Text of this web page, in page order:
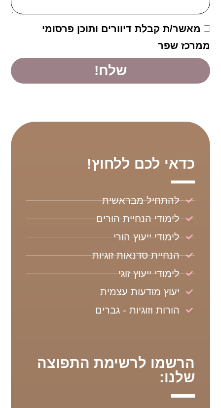
מאשר/ת קבלת דיוורים ותוכן פרסומי
ממרכז שפר
שלח!
כדאי לכם ללחוץ!
להתחיל מבראשית
לימודי הנחיית הורים
לימודי ייעוץ הורי
הנחיית סדנאות זוגיות
לימודי ייעוץ זוגי
יעוץ מודעות עצמית
הורות וזוגיות - גברים
הרשמו לרשימת התפוצה
שלנו: